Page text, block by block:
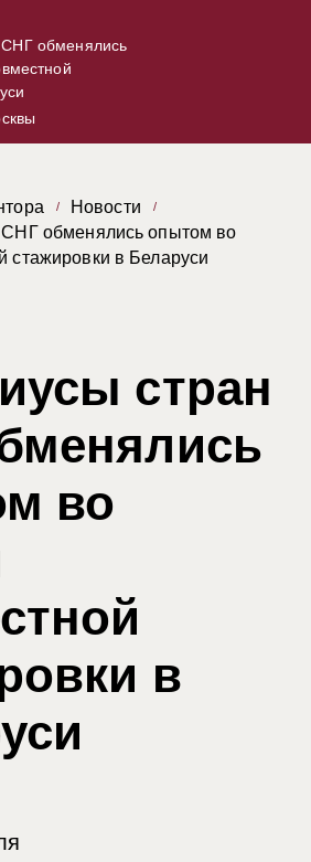
Новости
СНГ обменялись опытом во
стажировки в Беларуси
стран
во
в